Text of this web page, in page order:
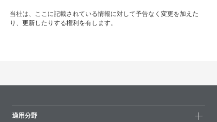
当社は、ここに記載されている情報に対して予告なく変更を加えた
り、更新したりする権利を有します。
適用分野